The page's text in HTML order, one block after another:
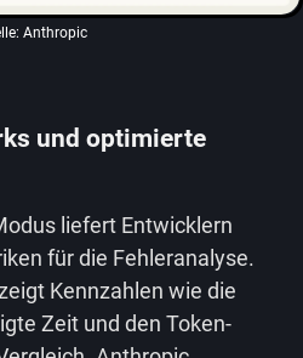
Anthropic
und optimierte
liefert Entwicklern
für die Fehleranalyse.
Kennzahlen wie die
Zeit und den Token-